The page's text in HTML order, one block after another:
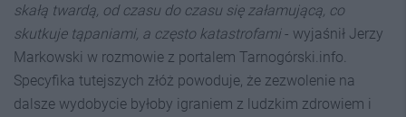
skałą twardą, od czasu do czasu się załamującą, co
skutkuje tąpaniami, a często katastrofami- wyjaśnił Jerzy
Markowski w rozmowie z portalem Tarnogórski.info.
Specyfika tutejszych złóż powoduje, że zezwolenie na
dalsze wydobycie byłoby igraniem z ludzkim zdrowiem i